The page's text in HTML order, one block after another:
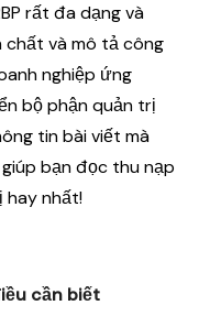
rất đa dạng và
chất và mô tả công
nghiệp ứng
bộ phận quản trị
tin bài viết mà
bạn đọc thu nạp
nhất!
cần biết